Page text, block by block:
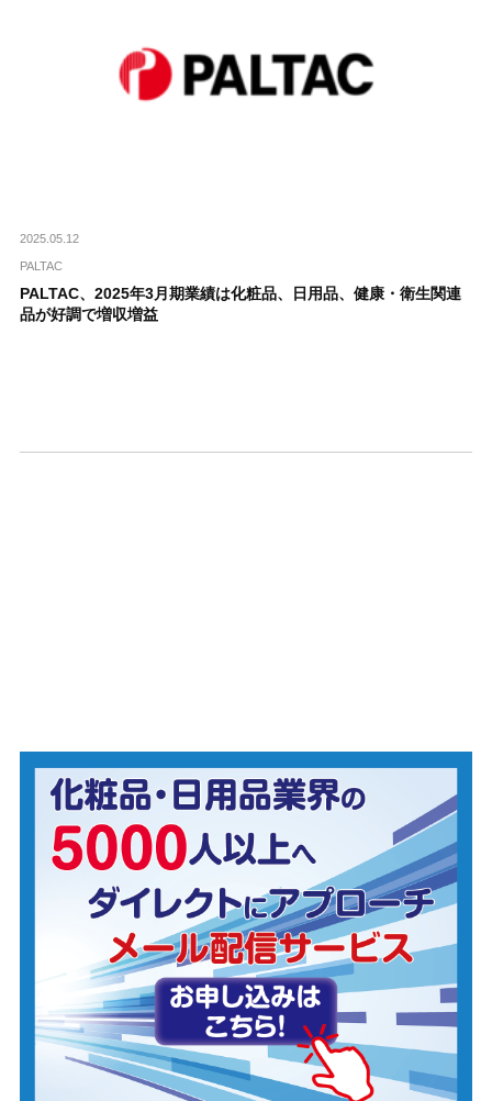
2025.05.12
PALTAC
PALTAC、2025年3月期業績は化粧品、日用品、健康・衛生関連
品が好調で増収増益